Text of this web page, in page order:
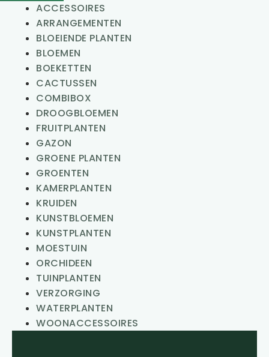
ACCESSOIRES
ARRANGEMENTEN
BLOEIENDE PLANTEN
BLOEMEN
BOEKETTEN
CACTUSSEN
COMBIBOX
DROOGBLOEMEN
FRUITPLANTEN
GAZON
GROENE PLANTEN
GROENTEN
KAMERPLANTEN
KRUIDEN
KUNSTBLOEMEN
KUNSTPLANTEN
MOESTUIN
ORCHIDEEN
TUINPLANTEN
VERZORGING
WATERPLANTEN
WOONACCESSOIRES